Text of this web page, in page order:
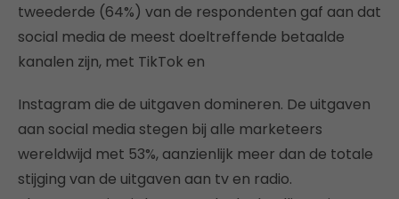
tweederde (64%) van de respondenten gaf aan dat
social media de meest doeltreffende betaalde
kanalen zijn, met TikTok en
Instagram die de uitgaven domineren. De uitgaven
aan social media stegen bij alle marketeers
wereldwijd met 53%, aanzienlijk meer dan de totale
stijging van de uitgaven aan tv en radio.